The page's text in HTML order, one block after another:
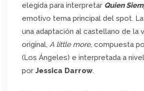
elegida para interpretar Quien
emotivo tema principal del spot.
una adaptación al castellano de la
original, A little more, compuesta
(Los Ángeles) e interpretada a
por Jessica Darrow.